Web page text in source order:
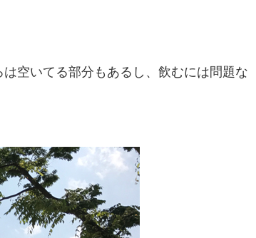
空いてる部分もあるし、飲むには問題な